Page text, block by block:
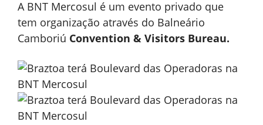
A BNT Mercosul é um evento privado que
tem organização através do Balneário
Camboriú Convention & Visitors Bureau.